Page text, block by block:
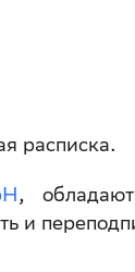
расписка.
,
и